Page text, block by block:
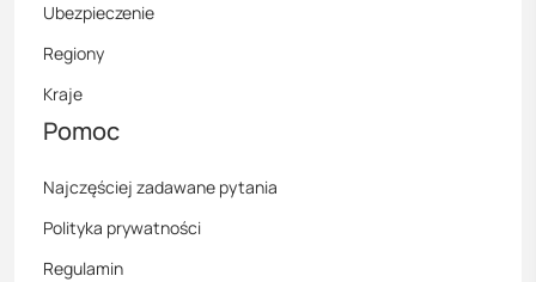
Ubezpieczenie
Regiony
Kraje
Pomoc
Najczęściej zadawane pytania
Polityka prywatności
Regulamin